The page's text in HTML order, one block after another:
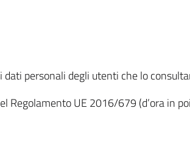
personali degli utenti che lo
UE 2016/679 (d’ora in